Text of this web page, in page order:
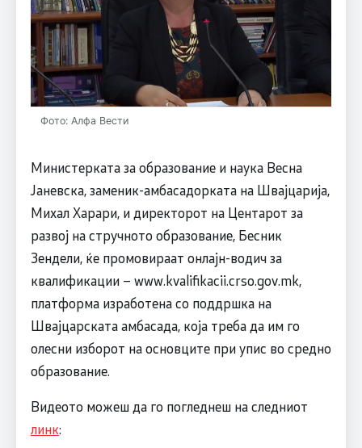
Фото: Алфа Вести
Министерката за образование и наука Весна
Јаневска, заменик-амбасадорката на Швајцарија,
Михал Харари, и директорот на Центарот за
развој на стручното образование, Бесник
Зендели, ќе промовираат онлајн-водич за
квалификации – www.kvalifikacii.crso.gov.mk,
платформа изработена со поддршка на
Швајцарската амбасада, која треба да им го
олесни изборот на основците при упис во средно
образование.
Видеото можеш да го погледнеш на следниот
линк: